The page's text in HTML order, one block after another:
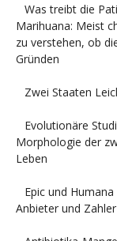
Was treibt die
Marihuana: Meist
zu verstehen, ob
Gründen
Zwei Staaten
Evolutionäre
Morphologie der
Leben
Epic und
Anbieter und